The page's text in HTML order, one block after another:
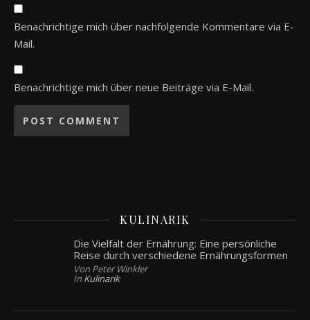
Benachrichtige mich über nachfolgende Kommentare via E-
Mail.
Benachrichtige mich über neue Beiträge via E-Mail.
KULINARIK
Die Vielfalt der Ernährung: Eine persönliche
Reise durch verschiedene Ernährungsformen
Von Peter Winkler
In Kulinarik